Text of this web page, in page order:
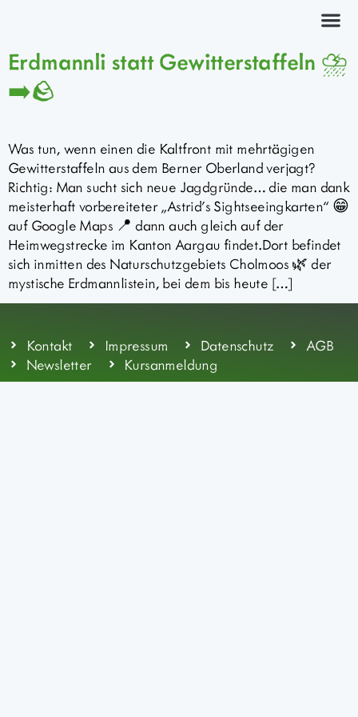
Erdmannli statt Gewitterstaffeln ⛈️
➡️🪨
Was tun, wenn einen die Kaltfront mit mehrtägigen
Gewitterstaffeln aus dem Berner Oberland verjagt?
Richtig: Man sucht sich neue Jagdgründe… die man dank
meisterhaft vorbereiteter „Astrid’s Sightseeingkarten“ 😁
auf Google Maps 📍 dann auch gleich auf der
Heimwegstrecke im Kanton Aargau findet.Dort befindet
sich inmitten des Naturschutzgebiets Cholmoos 🌿 der
mystische Erdmannlistein, bei dem bis heute […]
Kontakt Impressum Datenschutz
AGB
Newsletter
Kursanmeldung